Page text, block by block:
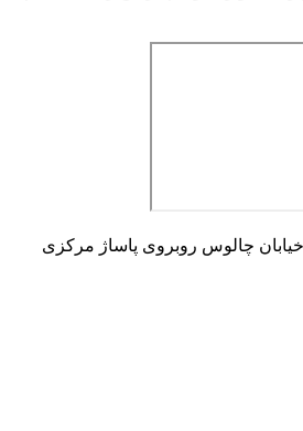
چالوس روبروی پاساژ مرکزی